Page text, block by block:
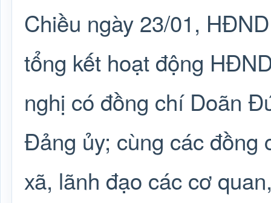
Chiều ngày 23/01,
tổng kết hoạt động
nghị có đồng chí Doãn
Đảng ủy; cùng các đồng
xã, lãnh đạo các cơ